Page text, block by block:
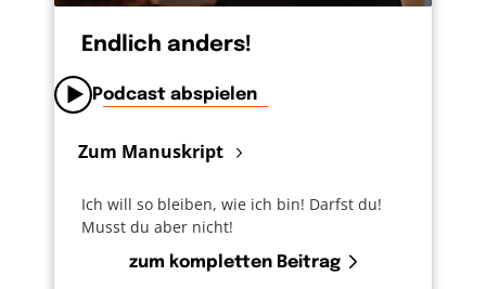
Endlich anders!
Podcast abspielen
Zum Manuskript
Ich will so bleiben, wie ich bin! Darfst du!
Musst du aber nicht!
zum kompletten Beitrag